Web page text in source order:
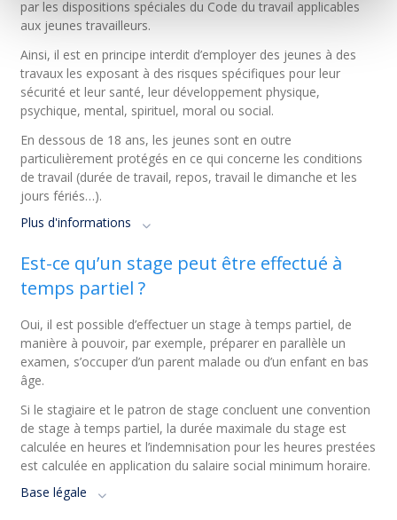
par les dispositions spéciales du Code du travail applicables
aux jeunes travailleurs.
Ainsi, il est en principe interdit d’employer des jeunes à des
travaux les exposant à des risques spécifiques pour leur
sécurité et leur santé, leur développement physique,
psychique, mental, spirituel, moral ou social.
En dessous de 18 ans, les jeunes sont en outre
particulièrement protégés en ce qui concerne les conditions
de travail (durée de travail, repos, travail le dimanche et les
jours fériés…).
Plus d'informations
Est-ce qu’un stage peut être effectué à
temps partiel ?
Oui, il est possible d’effectuer un stage à temps partiel, de
manière à pouvoir, par exemple, préparer en parallèle un
examen, s’occuper d’un parent malade ou d’un enfant en bas
âge.
Si le stagiaire et le patron de stage concluent une convention
de stage à temps partiel, la durée maximale du stage est
calculée en heures et l’indemnisation pour les heures prestées
est calculée en application du salaire social minimum horaire.
Base légale